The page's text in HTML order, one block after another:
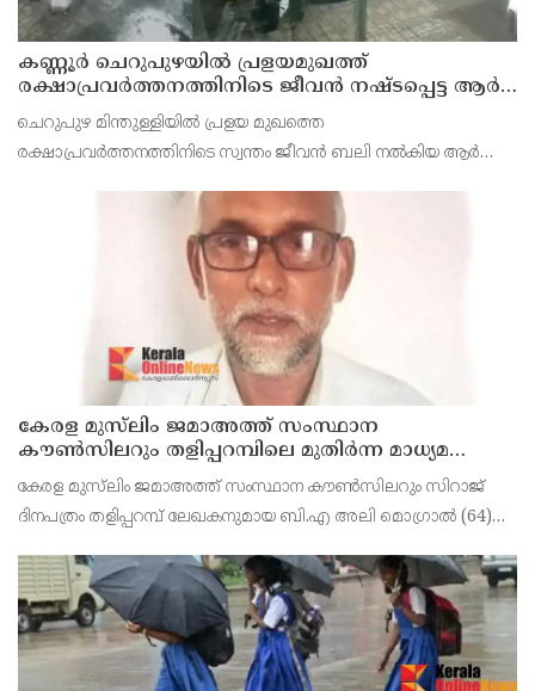
കണ്ണൂർ ചെറുപുഴയിൽ പ്രളയമുഖത്ത്
രക്ഷാപ്രവർത്തനത്തിനിടെ ജീവൻ നഷ്ടപ്പെട്ട ആർ.
രാജേഷിൻ്റെ ഭൗതിക ശരീരത്തോട് അനാദരവ്
കാണിച്ചതായി ആരോപണം
ചെറുപുഴ മിന്തുള്ളിയിൽ പ്രളയ മുഖത്തെ
രക്ഷാപ്രവർത്തനത്തിനിടെ സ്വന്തം ജീവൻ ബലി നൽകിയ ആർ
മൃതദേഹം തിരുവനന്തപുരത്തെ
കേരള മുസ്‌ലിം ജമാഅത്ത് സംസ്ഥാന
കൗൺസിലറും തളിപ്പറമ്പിലെ മുതിർന്ന മാധ്യമ
പ്രവർത്തകനുമായ ബി എ അലി മൊഗ്രാൽ
നിര്യാതനായി
കേരള മുസ്‌ലിം ജമാഅത്ത് സംസ്ഥാന കൗൺസിലറും സിറാജ്
ദിനപത്രം തളിപ്പറമ്പ് ലേഖകനുമായ ബി.എ അലി മൊഗ്രാൽ (64)
ജമാഅത്ത് ജില്ലാ സെക്രട്ടറി, എസ്.വൈ.എ